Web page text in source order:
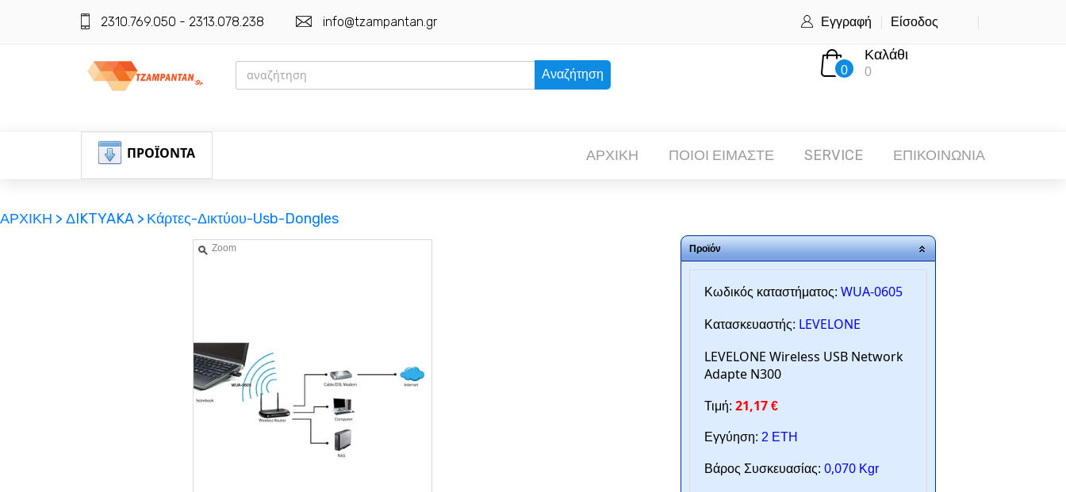
2310.769.050 - 2313.078.238 info@tzampantan.gr Εγγραφή Είσοδος
Αναζήτηση 0
Καλάθι
0
ΠΡΟΪΟΝΤΑ ΑΡΧΙΚΗ ΠΟΙΟΙ ΕΙΜΑΣΤΕ SERVICE ΕΠΙΚΟΙΝΩΝΙΑ
ΑΡΧΙΚΗ > ΔIKTYAKA > Κάρτες-Δικτύου-Usb-Dongles
Zoom Προϊόν
Κωδικός καταστήματος: WUA-0605
Κατασκευαστής: LEVELONE
LEVELONE Wireless USB Network
Adapte N300
Τιμή: 21,17 €
Εγγύηση: 2 ΕΤΗ
Βάρος Συσκευασίας: 0,070 Kgr